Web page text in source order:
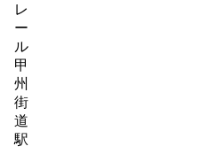
レ
ー
ル
甲
州
街
道
駅